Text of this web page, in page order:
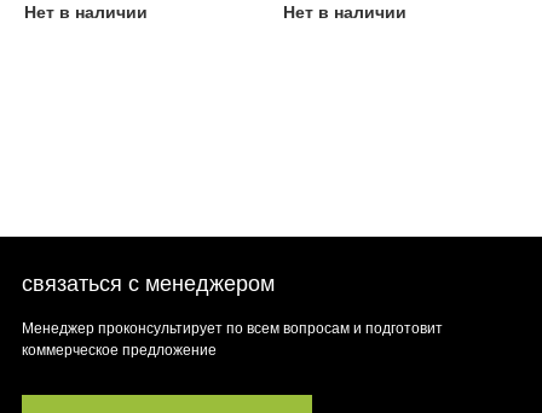
Нет в наличии Нет в наличии
связаться с менеджером
Менеджер проконсультирует по всем вопросам и подготовит
коммерческое предложение